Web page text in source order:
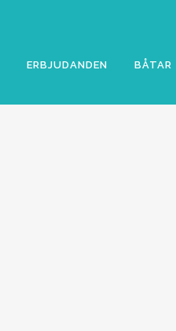
ERBJUDANDEN BÅTAR